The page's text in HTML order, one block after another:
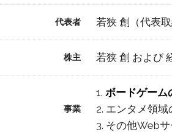
代表者 若狭 創（代表取
株主 若狭 創 および
事業
1. ボードゲーム
2. エンタメ領
3. その他Web